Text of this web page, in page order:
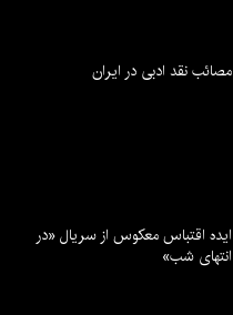
مصائب نقد ادبی در ایران
ایده اقتباس معکوس از سریال «در
انتهای شب»